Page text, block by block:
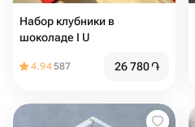
Набор клубники в
шоколаде I ️U
4.94587 26 780֏